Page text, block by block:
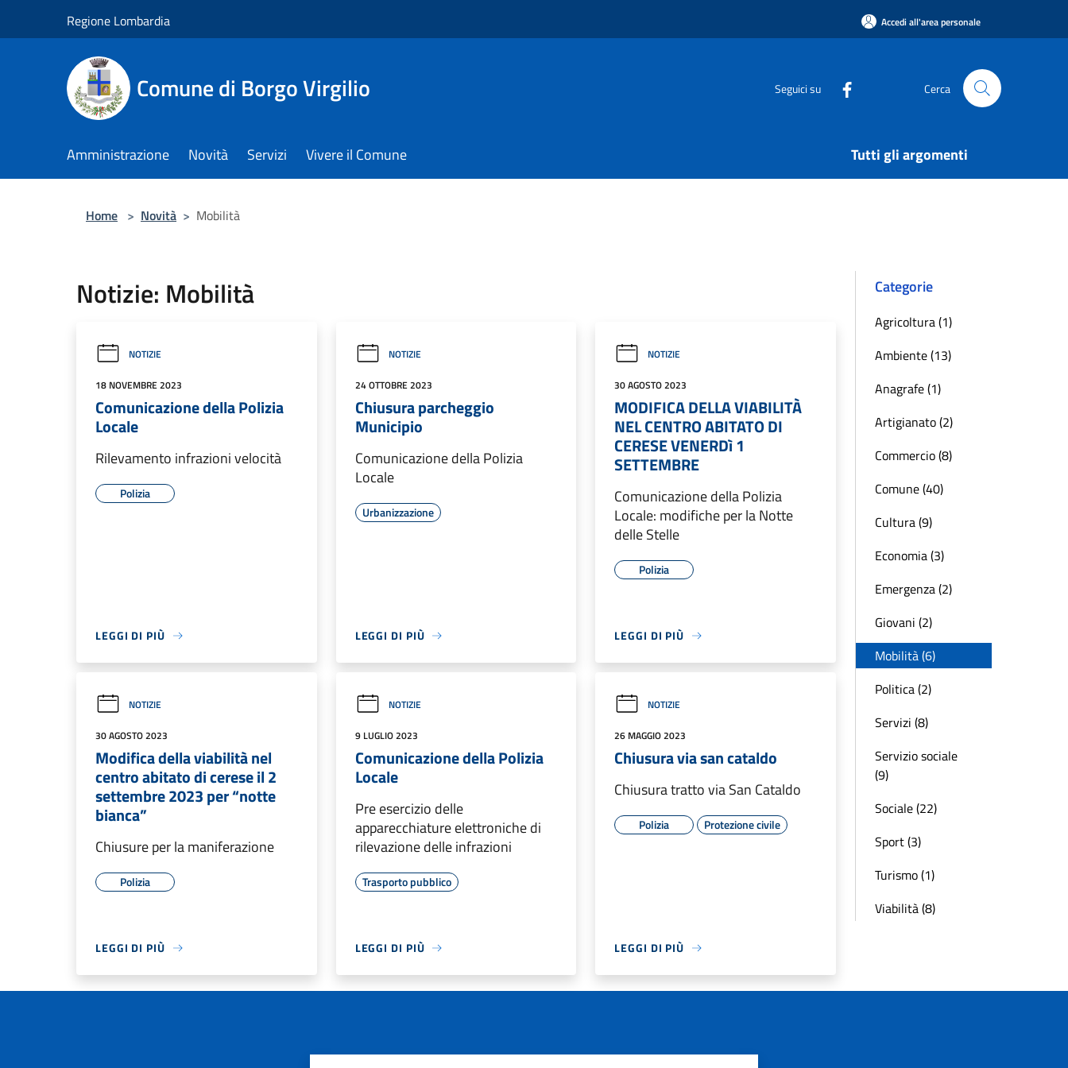
Regione Lombardia Accedi all'area personale
Comune di Borgo Virgilio Seguici su Cerca
Amministrazione Novità Servizi Vivere il Comune Tutti gli argomenti
Home > Novità > Mobilità
Notizie: Mobilità
NOTIZIE
18 NOVEMBRE 2023
Comunicazione della Polizia
Locale
Rilevamento infrazioni velocità
Polizia
LEGGI DI PIÙ
NOTIZIE
24 OTTOBRE 2023
Chiusura parcheggio
Municipio
Comunicazione della Polizia
Locale
Urbanizzazione
LEGGI DI PIÙ
NOTIZIE
30 AGOSTO 2023
MODIFICA DELLA VIABILITÀ
NEL CENTRO ABITATO DI
CERESE VENERDì 1
SETTEMBRE
Comunicazione della Polizia
Locale: modifiche per la Notte
delle Stelle
Polizia
LEGGI DI PIÙ
NOTIZIE
30 AGOSTO 2023
Modifica della viabilità nel
centro abitato di cerese il 2
settembre 2023 per “notte
bianca”
Chiusure per la maniferazione
Polizia
LEGGI DI PIÙ
NOTIZIE
9 LUGLIO 2023
Comunicazione della Polizia
Locale
Pre esercizio delle
apparecchiature elettroniche di
rilevazione delle infrazioni
Trasporto pubblico
LEGGI DI PIÙ
NOTIZIE
26 MAGGIO 2023
Chiusura via san cataldo
Chiusura tratto via San Cataldo
Polizia Protezione civile
LEGGI DI PIÙ
Categorie
Agricoltura (1)
Ambiente (13)
Anagrafe (1)
Artigianato (2)
Commercio (8)
Comune (40)
Cultura (9)
Economia (3)
Emergenza (2)
Giovani (2)
Mobilità (6)
Politica (2)
Servizi (8)
Servizio sociale
(9)
Sociale (22)
Sport (3)
Turismo (1)
Viabilità (8)